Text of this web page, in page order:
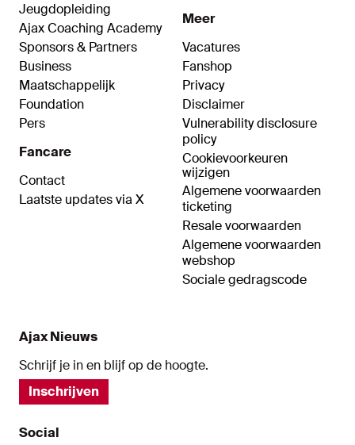
Jeugdopleiding
Ajax Coaching Academy
Sponsors & Partners
Business
Maatschappelijk
Foundation
Pers
Fancare
Contact
Laatste updates via X
Meer
Vacatures
Fanshop
Privacy
Disclaimer
Vulnerability disclosure
policy
Cookievoorkeuren
wijzigen
Algemene voorwaarden
ticketing
Resale voorwaarden
Algemene voorwaarden
webshop
Sociale gedragscode
Ajax Nieuws
Schrijf je in en blijf op de hoogte.
Inschrijven
Social